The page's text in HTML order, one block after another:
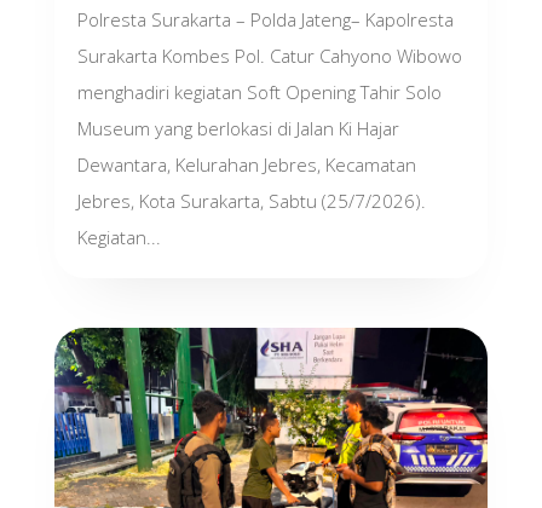
Polresta Surakarta – Polda Jateng– Kapolresta
Surakarta Kombes Pol. Catur Cahyono Wibowo
menghadiri kegiatan Soft Opening Tahir Solo
Museum yang berlokasi di Jalan Ki Hajar
Dewantara, Kelurahan Jebres, Kecamatan
Jebres, Kota Surakarta, Sabtu (25/7/2026).
Kegiatan...